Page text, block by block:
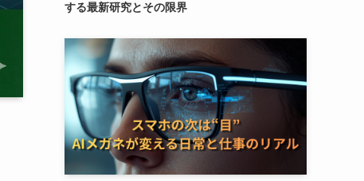
する最新研究とその限界